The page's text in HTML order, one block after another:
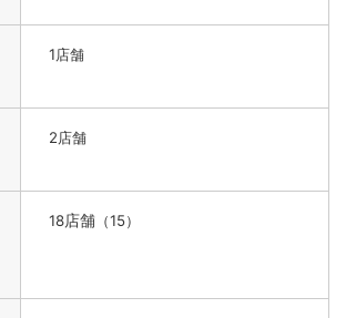
1店舗
2店舗
18店舗 （15）